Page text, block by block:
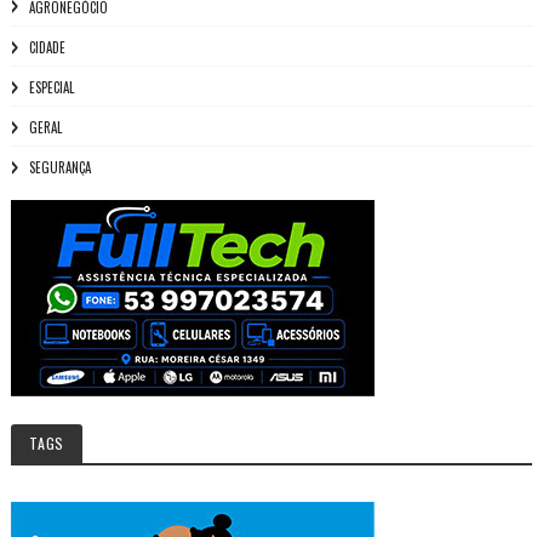
AGRONEGÓCIO
CIDADE
ESPECIAL
GERAL
SEGURANÇA
TAGS